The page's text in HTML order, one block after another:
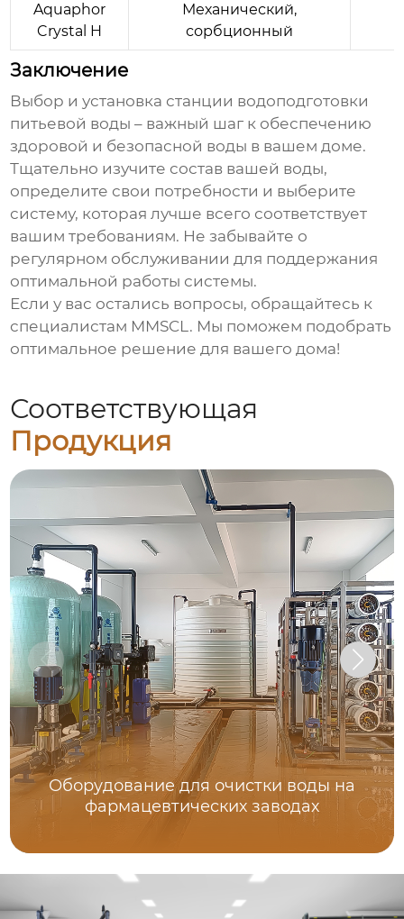
Aquaphor
Crystal H
Механический,
сорбционный
Заключение
Выбор и установка станции водоподготовки
питьевой воды – важный шаг к обеспечению
здоровой и безопасной воды в вашем доме.
Тщательно изучите состав вашей воды,
определите свои потребности и выберите
систему, которая лучше всего соответствует
вашим требованиям. Не забывайте о
регулярном обслуживании для поддержания
оптимальной работы системы.
Если у вас остались вопросы, обращайтесь к
специалистам MMSCL. Мы поможем подобрать
оптимальное решение для вашего дома!
Соответствующая
Продукция
Оборудование для очистки воды на
фармацевтических заводах